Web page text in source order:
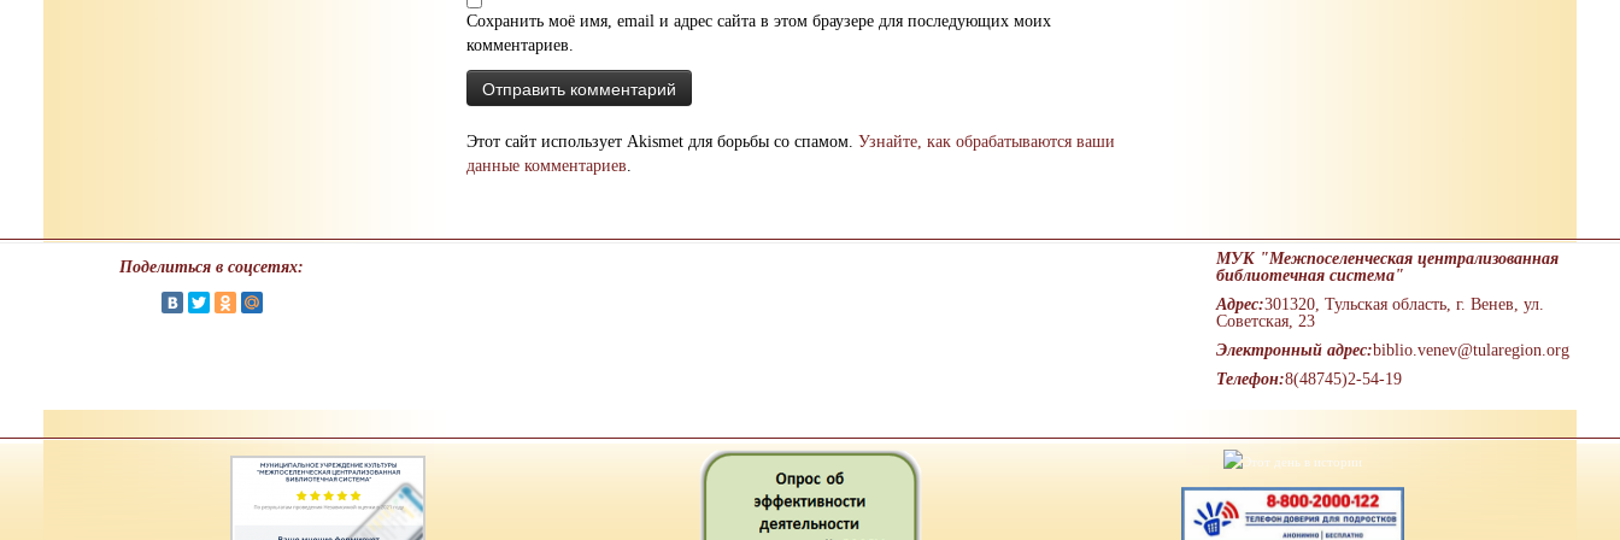
Сохранить моё имя, email и адрес сайта в этом браузере для последующих моих
комментариев.
Этот сайт использует Akismet для борьбы со спамом. Узнайте, как обрабатываются ваши
данные комментариев.
Поделиться в соцсетях:
МУК "Межпоселенческая централизованная
библиотечная система"
Адрес:301320, Тульская область, г. Венев, ул.
Советская, 23
Электронный адрес:biblio.venev@tularegion.org
Телефон:8(48745)2-54-19